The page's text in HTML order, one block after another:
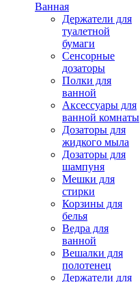
Ванная
Держатели для
туалетной
бумаги
Сенсорные
дозаторы
Полки для
ванной
Аксессуары для
ванной комнаты
Дозаторы для
жидкого мыла
Дозаторы для
шампуня
Мешки для
стирки
Корзины для
белья
Ведра для
ванной
Вешалки для
полотенец
Держатели для